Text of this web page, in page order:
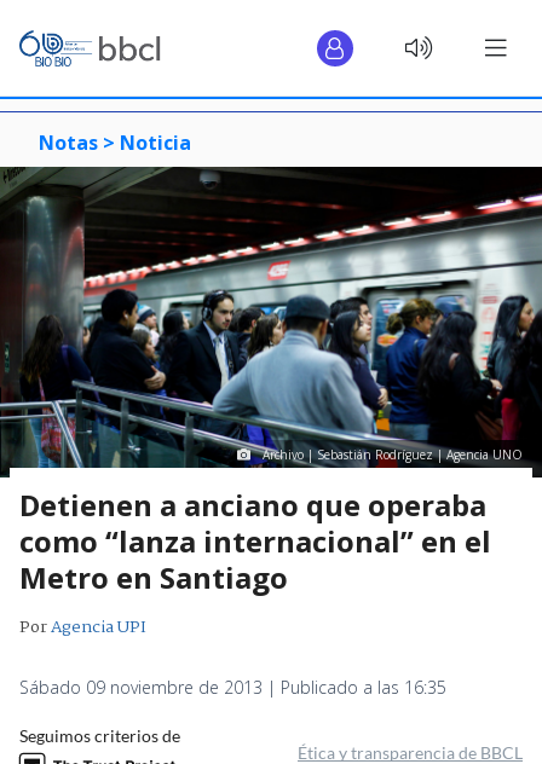
Notas > Noticia
Archivo | Sebastián Rodríguez | Agencia UNO
Detienen a anciano que operaba
como “lanza internacional” en el
Metro en Santiago
PorAgencia UPI
Sábado 09 noviembre de 2013 | Publicado a las 16:35
Seguimos criterios de
Ética y transparencia de BBCL